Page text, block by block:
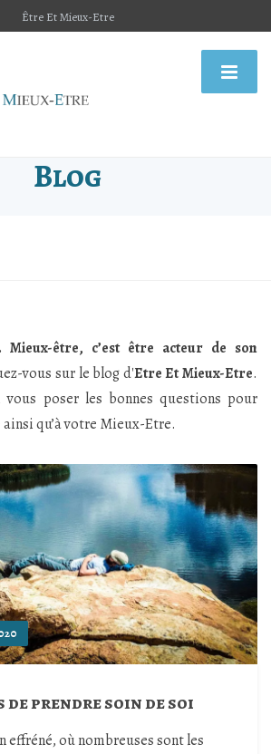
Être Et Mieux-Etre
Blog
Mieux-être, c’est être acteur de son
vous sur le blog d'Etre Et Mieux-Etre.
poser les bonnes questions pour
qu’à votre Mieux-Etre.
de prendre soin de soi
où nombreuses sont les